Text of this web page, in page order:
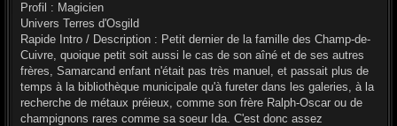
Profil : Magicien
Univers Terres d'Osgild
Rapide Intro / Description : Petit dernier de la famille des Champ-de-
Cuivre, quoique petit soit aussi le cas de son aîné et de ses autres
frères, Samarcand enfant n'était pas très manuel, et passait plus de
temps à la bibliothèque municipale qu'à fureter dans les galeries, à la
recherche de métaux préieux, comme son frère Ralph-Oscar ou de
champignons rares comme sa soeur Ida. C'est donc assez